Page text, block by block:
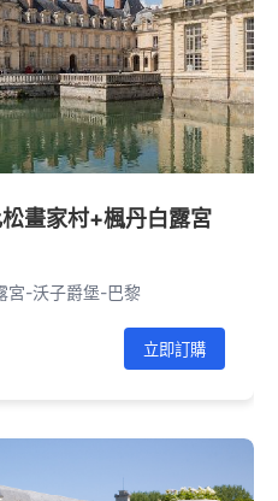
畫家村+楓丹白露宮
宮-沃子爵堡-巴黎
立即訂購